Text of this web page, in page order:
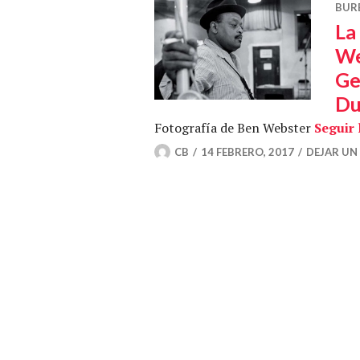
Fotografía de Ben Webster Seguir
CB 14 FEBRERO, 2017 DEJAR